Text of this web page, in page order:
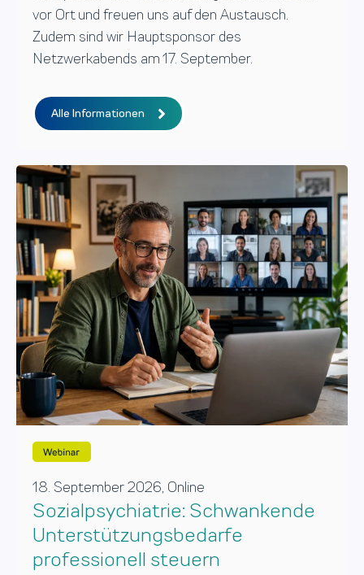
vor Ort und freuen uns auf den Austausch.
Zudem sind wir Hauptsponsor des
Netzwerkabends am 17. September.
Alle Informationen
18. September 2026, Online
Sozialpsychiatrie: Schwankende
Unterstützungsbedarfe
professionell steuern